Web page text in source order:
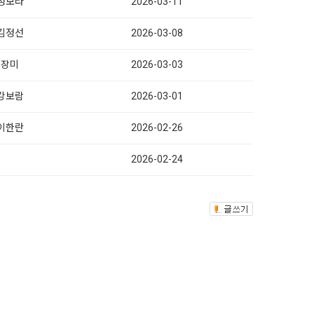
정선 2026-03-08
장미 2026-03-03
보람 2026-03-01
한란 2026-02-26
2026-02-24